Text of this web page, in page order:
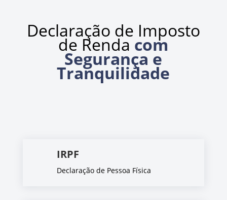
Declaração de Imposto
de Renda com
Segurança e
Tranquilidade
IRPF
Declaração de Pessoa Física